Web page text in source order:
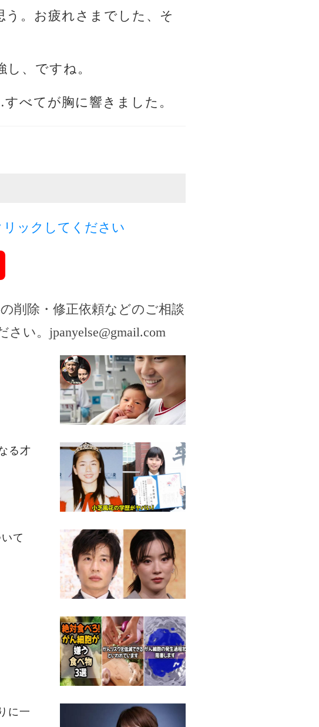
。お疲れさまでした、そ
、ですね。
べてが胸に響きました。
ックしてください
の削除・修正依頼などのご相談
い。 jpanyelse@gmail.com
る才
て
に一